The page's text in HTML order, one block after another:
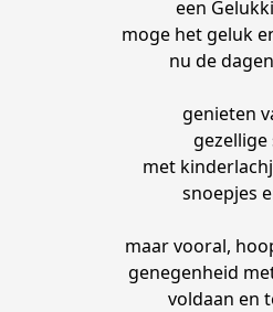
een
moge het geluk
nu de
genieten
met
snoepjes
maar vooral,
genegenheid
voldaan en